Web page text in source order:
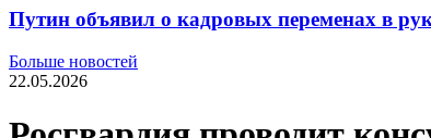
Путин объявил о кадровых переменах в
Больше новостей
22.05.2026